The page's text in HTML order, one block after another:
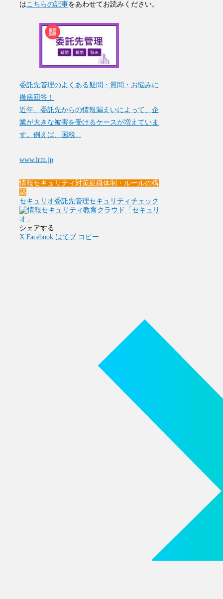
はこちらの記事をあわせてお読みください。
委託先管理のよくある疑問・質問・お悩みに
徹底回答！
近年、委託先からの情報漏えいによって、企
業が大きな被害を受けるケースが増えていま
す。例えば、国税...
www.lrm.jp
情報セキュリティ対策組織体制・ルールの構
築
セキュリオ委託先管理セキュリティチェック
シェアする
X Facebook はてブ コピー